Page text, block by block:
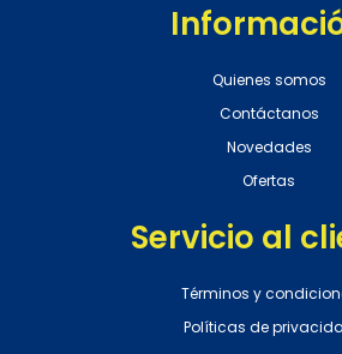
Quienes somos
Contáctanos
Novedades
Ofertas
Servicio al
Términos y
Políticas de